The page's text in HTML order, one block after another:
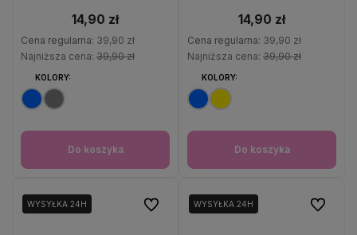
14,90 zł
Cena regularna: 39,90 zł
Najniższa cena: 39,90 zł
KOLORY:
Do koszyka
14,90 zł
Cena regularna: 39,90 zł
Najniższa cena: 39,90 zł
KOLORY:
Do koszyka
WYSYŁKA 24H Do ulubionychWYSYŁKA 24H Do